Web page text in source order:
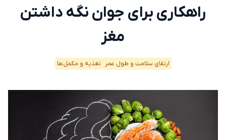
راهکاری برای جوان نگه داشتن
مغز
ارتقای سلامت و طول عمر تغذیه و مکمل‌ها